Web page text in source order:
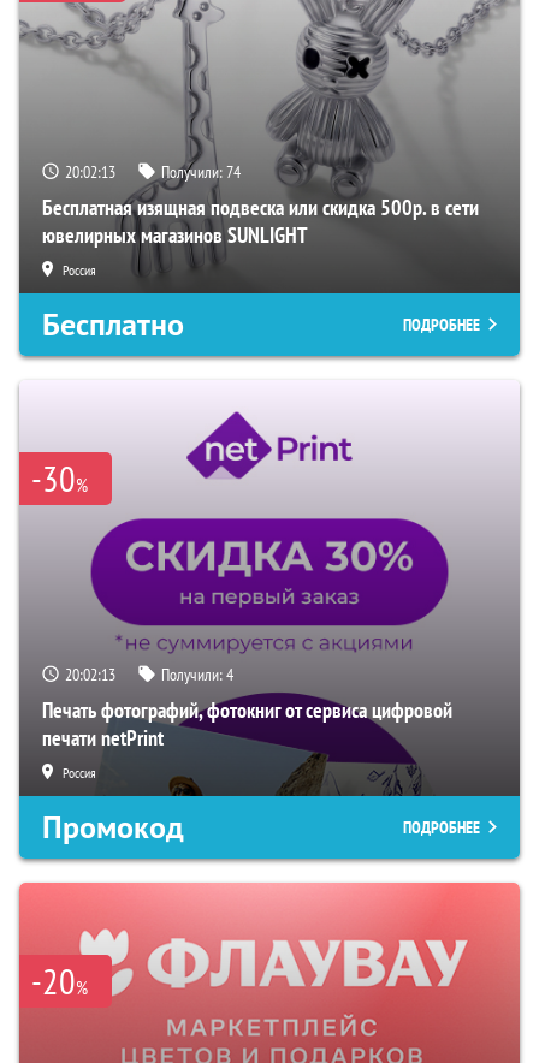
20:02:12 Получили:74
Бесплатная изящная подвеска или скидка 500р. в сети
ювелирных магазинов SUNLIGHT
Россия
Бесплатно ПОДРОБНЕЕ
-30%
20:02:12 Получили:4
Печать фотографий, фотокниг от сервиса цифровой
печати netPrint
Россия
Промокод ПОДРОБНЕЕ
-20%